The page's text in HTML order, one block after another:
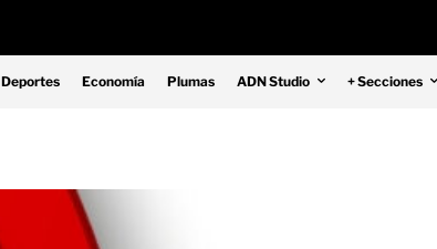
Deportes Economía Plumas ADN Studio + Secciones